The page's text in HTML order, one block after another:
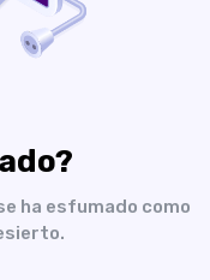
ha esfumado como